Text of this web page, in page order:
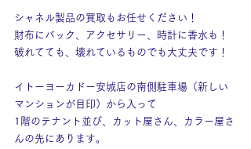
シャネル製品の買取もお任せください！
財布にバック、アクセサリー、時計に香水も！
破れてても、壊れているものでも大丈夫です！
イトーヨーカドー安城店の南側駐車場（新しい
マンションが目印）から入って
1階のテナント並び、カット屋さん、カラー屋さ
んの先にあります。